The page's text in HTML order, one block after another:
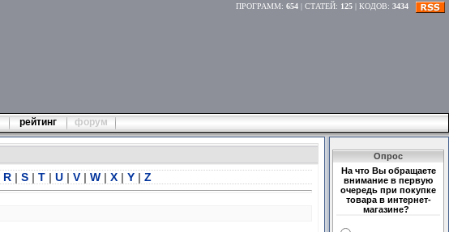
ПРОГРАММ: 654 | СТАТЕЙ: 125 | КОДОВ: 3434
рейтинг форум
R | S | T | U | V | W | X | Y | Z
Опрос
На что Вы обращаете
внимание в первую
очередь при покупке
товара в интернет-
магазине?